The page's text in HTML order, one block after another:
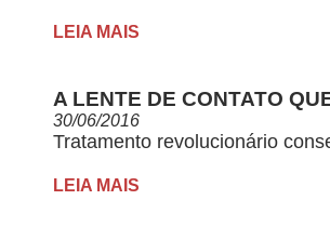
LEIA MAIS
A LENTE DE CONTATO
30/06/2016
Tratamento revolucionário
LEIA MAIS